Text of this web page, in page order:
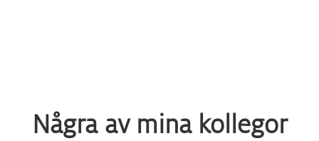
Några av mina kollegor